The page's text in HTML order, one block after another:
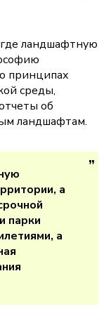
ландшафтную
принципах
среды,
об
ландшафтам.
а
парки
а